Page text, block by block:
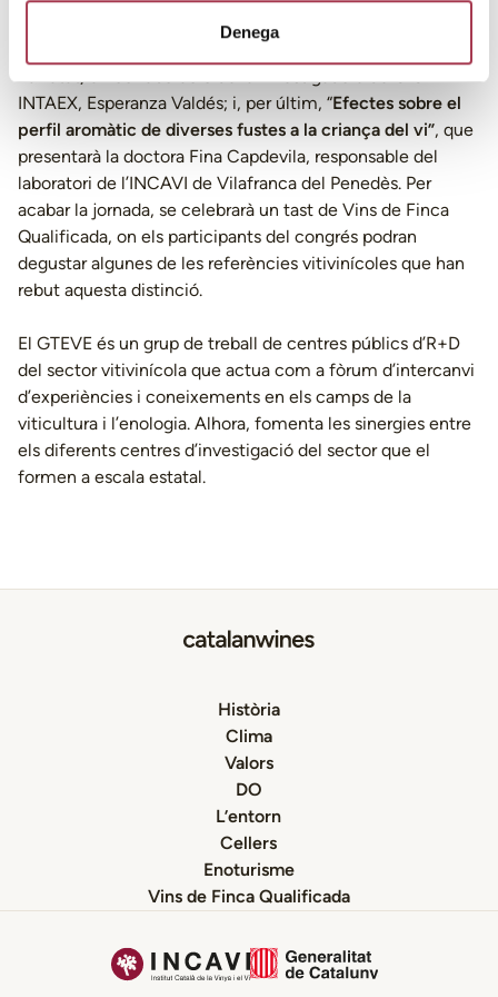
Denega
enològica, doctora Gemma Roca;
UHPH a la composició fenòlica del most. Influència de la
varietat,en col·laboració de la investigadora de CICYTEX-
INTAEX, Esperanza Valdés; i, per últim, “Efectes sobre el
perfil aromàtic de diverses fustes a la criança del vi”, que
presentarà la doctora Fina Capdevila, responsable del
laboratori de l’INCAVI de Vilafranca del Penedès. Per
acabar la jornada, se celebrarà un tast de Vins de Finca
Qualificada, on els participants del congrés podran
degustar algunes de les referències vitivinícoles que han
rebut aquesta distinció.
El GTEVE és un grup de treball de centres públics d’R+D
del sector vitivinícola que actua com a fòrum d’intercanvi
d’experiències i coneixements en els camps de la
viticultura i l’enologia. Alhora, fomenta les sinergies entre
els diferents centres d’investigació del sector que el
formen a escala estatal.
Història
Clima
Valors
DO
L’entorn
Cellers
Enoturisme
Vins de Finca Qualificada